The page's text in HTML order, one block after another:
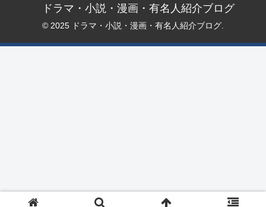
ドラマ・小説・漫画・有名人紹介ブログ
© 2025 ドラマ・小説・漫画・有名人紹介ブログ.